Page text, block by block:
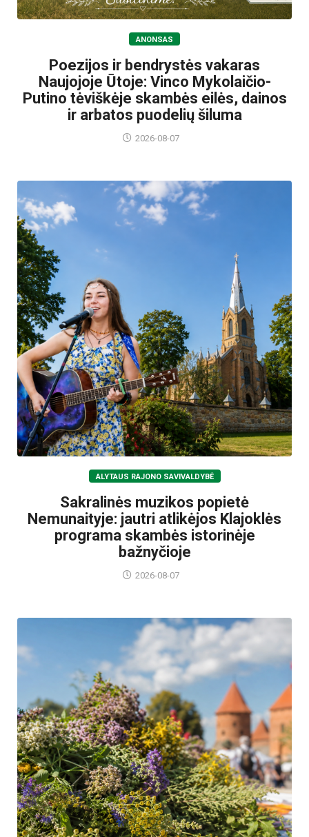
ANONSAS
Poezijos ir bendrystės vakaras
Naujojoje Ūtoje: Vinco Mykolaičio-
Putino tėviškėje skambės eilės, dainos
ir arbatos puodelių šiluma
2026-08-07
ALYTAUS RAJONO SAVIVALDYBĖ
Sakralinės muzikos popietė
Nemunaityje: jautri atlikėjos Klajoklės
programa skambės istorinėje
bažnyčioje
2026-08-07